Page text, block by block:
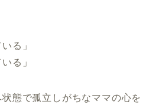
る」
る」
態で孤立しがちなママの心を